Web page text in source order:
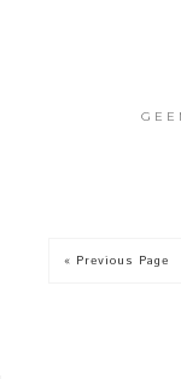
« Previous Page